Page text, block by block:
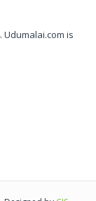
Udumalai.com is